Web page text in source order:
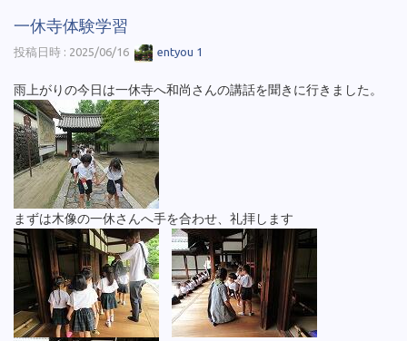
一休寺体験学習
投稿日時 : 2025/06/16 entyou 1
雨上がりの今日は一休寺へ和尚さんの講話を聞きに行きました。
まずは木像の一休さんへ手を合わせ、礼拝します